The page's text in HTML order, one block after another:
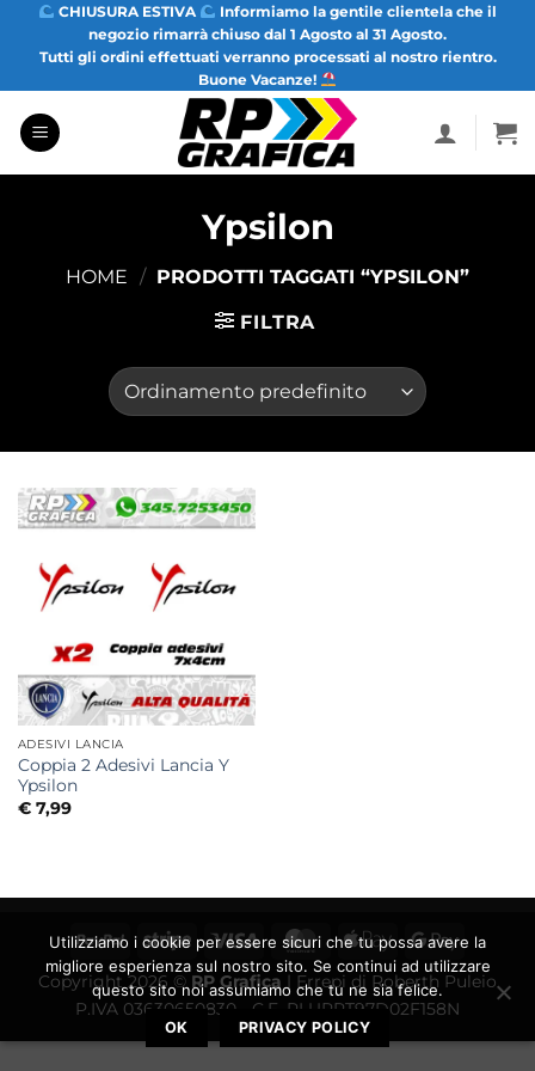
Salta
contenuti
CHIUSURA ESTIVA
Informiamo la gentile clientela che il
negozio rimarrà chiuso dal 1 Agosto al 31 Agosto.
Tutti gli ordini effettuati verranno processati al nostro rientro.
Buone Vacanze!
Ypsilon
HOME / PRODOTTI TAGGATI “YPSILON”
FILTRA
ADESIVI LANCIA
Coppia 2 Adesivi Lancia Y
Ypsilon
€7,99
PayPal Stripe Visa MasterCard
Apple
Pay
Google
Pay
Copyright 2026 © RP Grafica| Errepi di Roberth Puleio
P.IVA 03630650830 - C.F. PLURRT97D02F158N
Utilizziamo i cookie per essere sicuri che tu possa avere la
migliore esperienza sul nostro sito. Se continui ad utilizzare
questo sito noi assumiamo che tu ne sia felice.
OK PRIVACY POLICY